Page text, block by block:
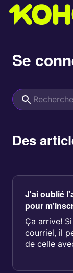
Se
Des
J'ai oublié
pour
Ça arrive!
courriel, il
de celle
vous